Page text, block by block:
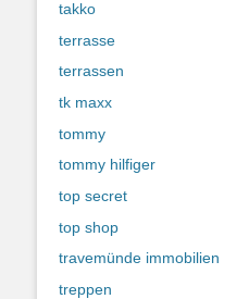
takko
terrasse
terrassen
tk maxx
tommy
tommy hilfiger
top secret
top shop
travemünde immobilien
treppen